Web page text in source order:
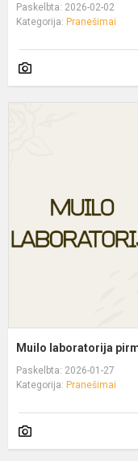
Paskelbta: 2026-02-02
Kategorija: Pranešimai
Muilo laboratorija
Paskelbta: 2026-01-27
Kategorija: Pranešimai